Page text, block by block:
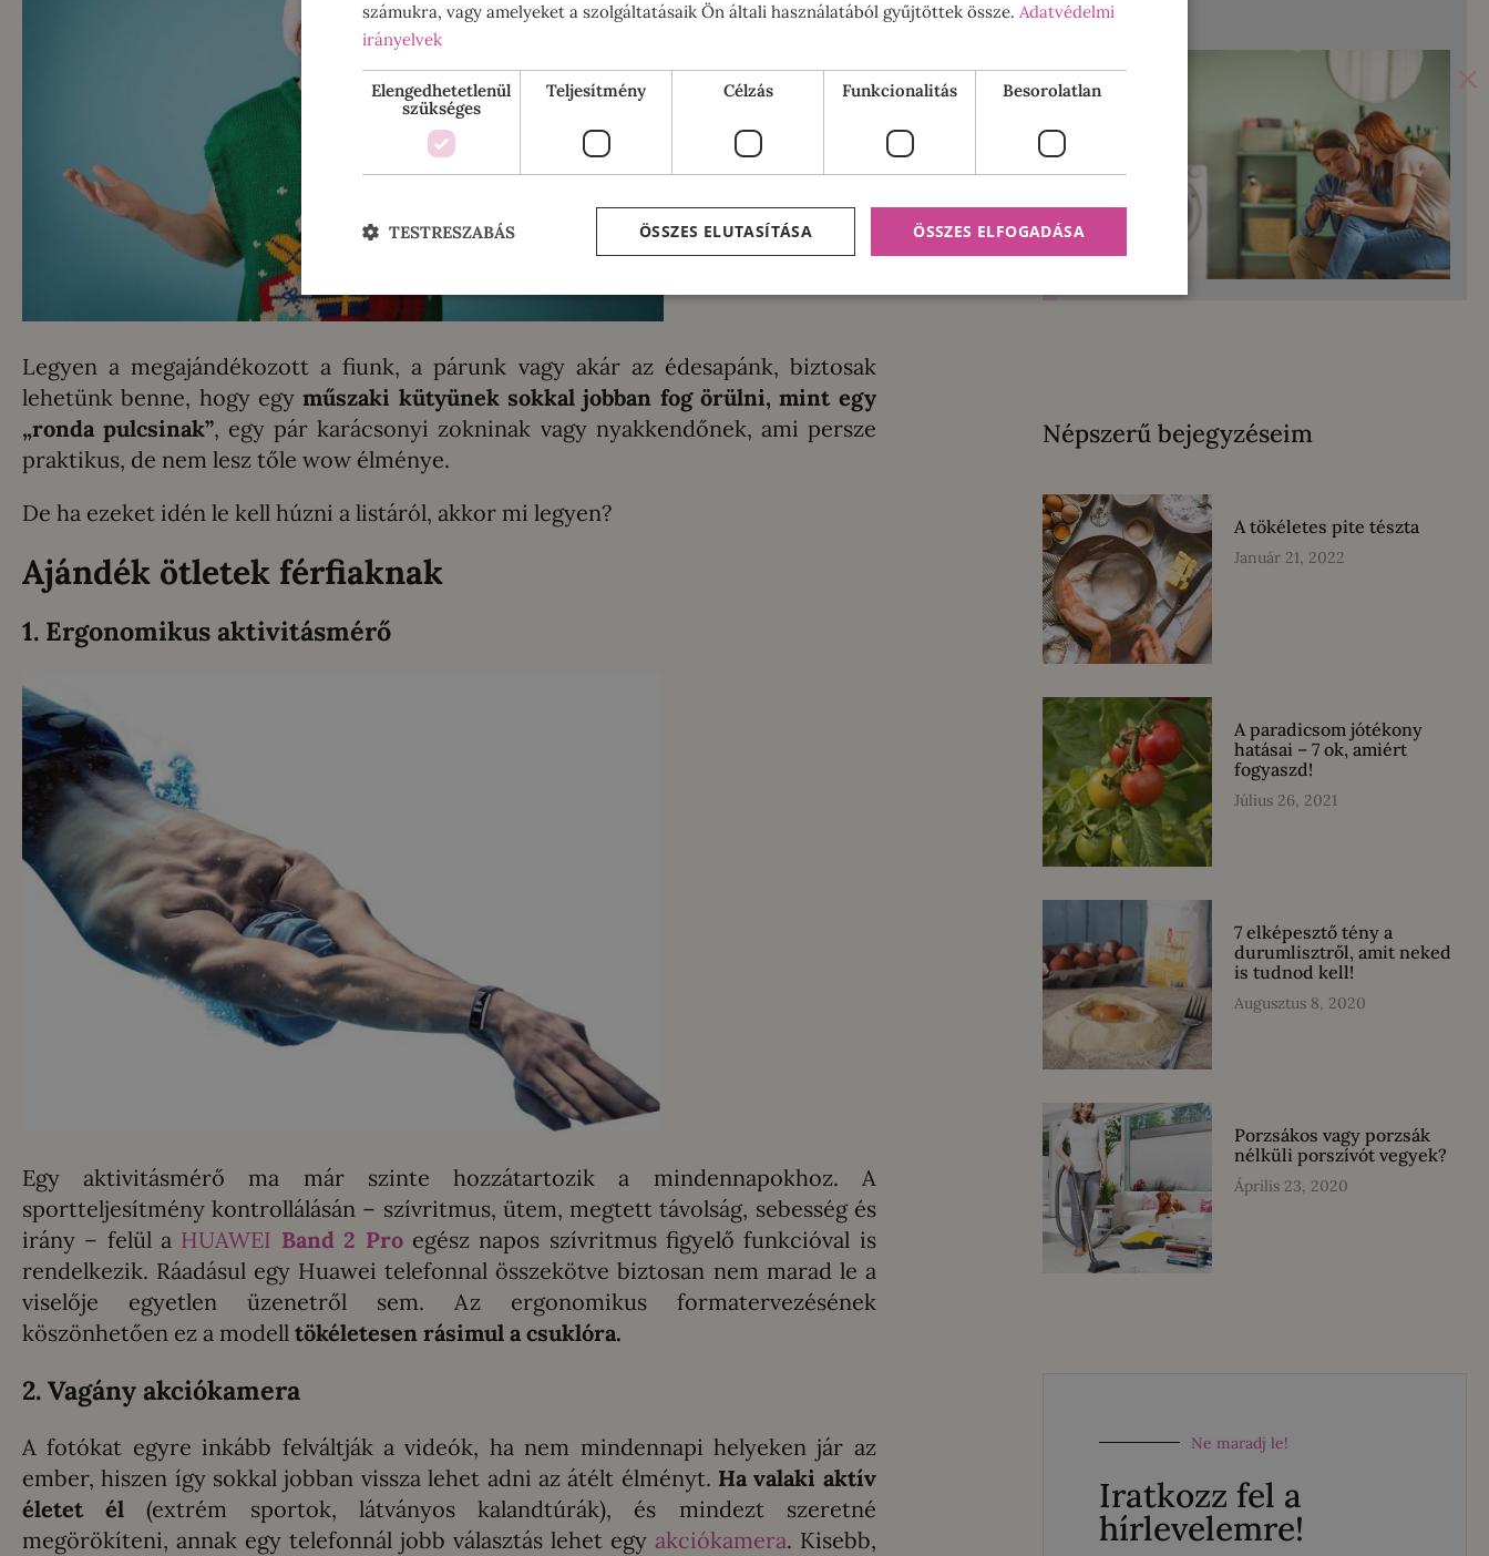
Legyen a megajándékozott a fiunk, a párunk vagy akár az édesapánk, biztosak
lehetünk benne, hogy egyműszaki kütyünek sokkal jobban fog örülni, mint egy
„ronda pulcsinak”, egy pár karácsonyi zokninak vagy nyakkendőnek, ami persze
praktikus, de nem lesz tőle wow élménye.
De ha ezeket idén le kell húzni a listáról, akkor mi legyen?
Ajándék ötletek férfiaknak
1. Ergonomikus aktivitásmérő
Egy aktivitásmérő ma már szinte hozzátartozik a mindennapokhoz. A
sportteljesítmény kontrollálásán – szívritmus, ütem, megtett távolság, sebesség és
irány – felül a HUAWEI Band 2 Proegész napos szívritmus figyelő funkcióval is
rendelkezik. Ráadásul egy Huawei telefonnal összekötve biztosan nem marad le a
viselője egyetlen üzenetről sem. Az ergonomikus formatervezésének
köszönhetően ez a modell tökéletesen rásimul a csuklóra.
2. Vagány akciókamera
A fotókat egyre inkább felváltják a videók, ha nem mindennapi helyeken jár az
ember, hiszen így sokkal jobban vissza lehet adni az átélt élményt. Ha valaki aktív
életet él (extrém sportok, látványos kalandtúrák), és mindezt szeretné
megörökíteni, annak egy telefonnál jobb választás lehet egy akciókamera. Kisebb,
ELOLVASOM!
×
Népszerű bejegyzéseim
A tökéletes pite tészta
Január 21, 2022
A paradicsom jótékony
hatásai – 7 ok, amiért
fogyaszd!
Július 26, 2021
7 elképesztő tény a
durumlisztről, amit neked
is tudnod kell!
Augusztus 8, 2020
Porzsákos vagy porzsák
nélküli porszívót vegyek?
Április 23, 2020
Ne maradj le!
Iratkozz fel a
hírlevelemre!
számukra, vagy amelyeket a szolgáltatásaik Ön általi használatából gyűjtöttek össze. Adatvédelmi
irányelvek
Elengedhetetlenül
szükséges
Teljesítmény Célzás Funkcionalitás Besorolatlan
ÖSSZES ELFOGADÁSA
ÖSSZES ELUTASÍTÁSA
TESTRESZABÁS